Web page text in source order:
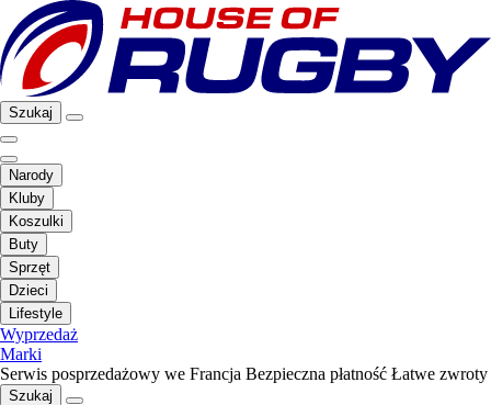
Szukaj
Narody
Kluby
Koszulki
Buty
Sprzęt
Dzieci
Lifestyle
Wyprzedaż
Marki
Serwis posprzedażowy we Francja Bezpieczna płatność Łatwe zwroty
Szukaj